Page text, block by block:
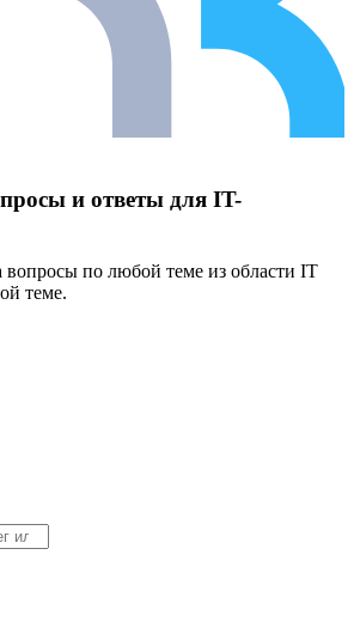
и ответы для IT-
вопросы по любой теме из области IT
теме.